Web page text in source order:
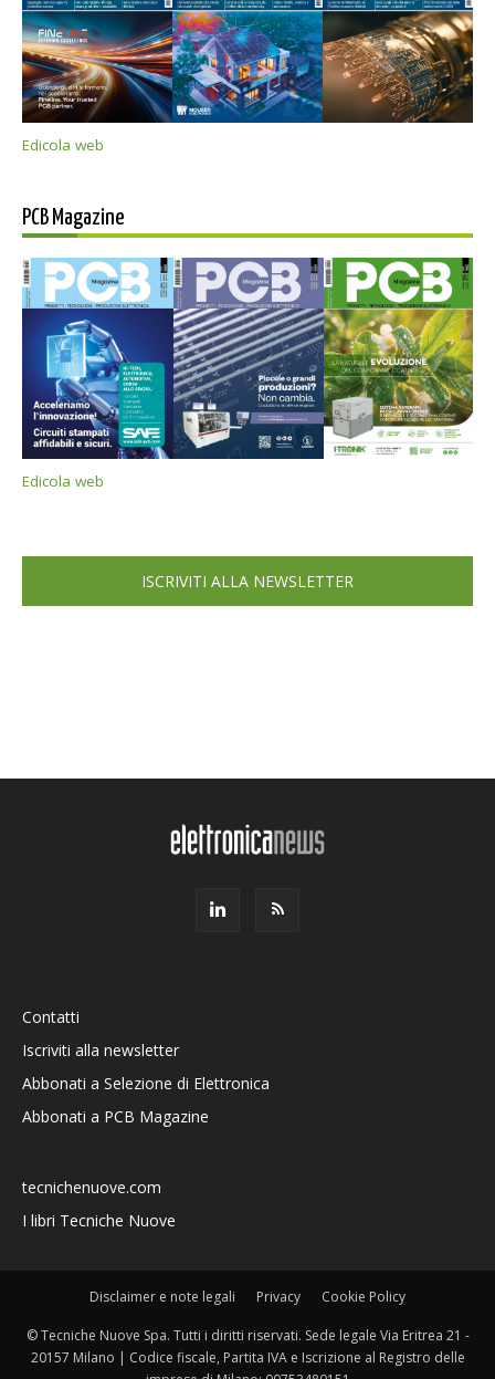
Edicola web
PCB Magazine
Edicola web
ISCRIVITI ALLA NEWSLETTER
Contatti
Iscriviti alla newsletter
Abbonati a Selezione di Elettronica
Abbonati a PCB Magazine
tecnichenuove.com
I libri Tecniche Nuove
Disclaimer e note legali Privacy Cookie Policy
© Tecniche Nuove Spa. Tutti i diritti riservati. Sede legale Via Eritrea 21 -
20157 Milano | Codice fiscale, Partita IVA e Iscrizione al Registro delle